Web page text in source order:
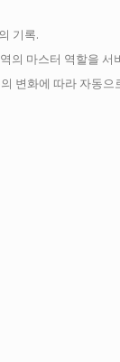
의 기록.
의 마스터 역할을
변화에 따라 자동으